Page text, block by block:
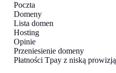
Poczta
Domeny
Lista domen
Hosting
Opinie
Przeniesienie domeny
Płatności Tpay z niską prowizją